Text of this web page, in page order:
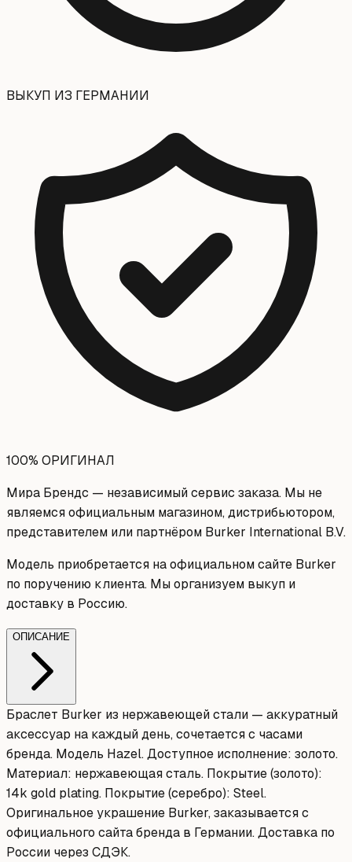
ВЫКУП ИЗ ГЕРМАНИИ
100% ОРИГИНАЛ
Мира Брендс — независимый сервис заказа. Мы не
являемся официальным магазином, дистрибьютором,
представителем или партнёром Burker International B.V.
Модель приобретается на официальном сайте Burker
по поручению клиента. Мы организуем выкуп и
доставку в Россию.
ОПИСАНИЕ
Браслет Burker из нержавеющей стали — аккуратный
аксессуар на каждый день, сочетается с часами
бренда. Модель Hazel. Доступное исполнение: золото.
Материал: нержавеющая сталь. Покрытие (золото):
14k gold plating. Покрытие (серебро): Steel.
Оригинальное украшение Burker, заказывается с
официального сайта бренда в Германии. Доставка по
России через СДЭК.